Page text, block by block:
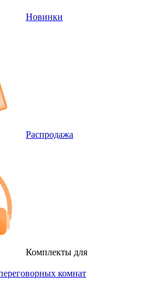
Новинки
Распродажа
Комплекты для
комнат